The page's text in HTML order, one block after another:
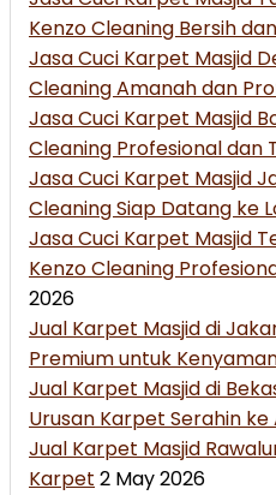
Kenzo Cleaning Bersih
Jasa Cuci Karpet Masjid
Cleaning Amanah dan
Jasa Cuci Karpet Masjid
Cleaning Profesional dan
Jasa Cuci Karpet Masjid
Cleaning Siap Datang ke
Jasa Cuci Karpet Masjid
Kenzo Cleaning
2026
Jual Karpet Masjid di
Premium untuk
Jual Karpet Masjid di
Urusan Karpet Serahin ke
Jual Karpet Masjid
Karpet 2 May 2026